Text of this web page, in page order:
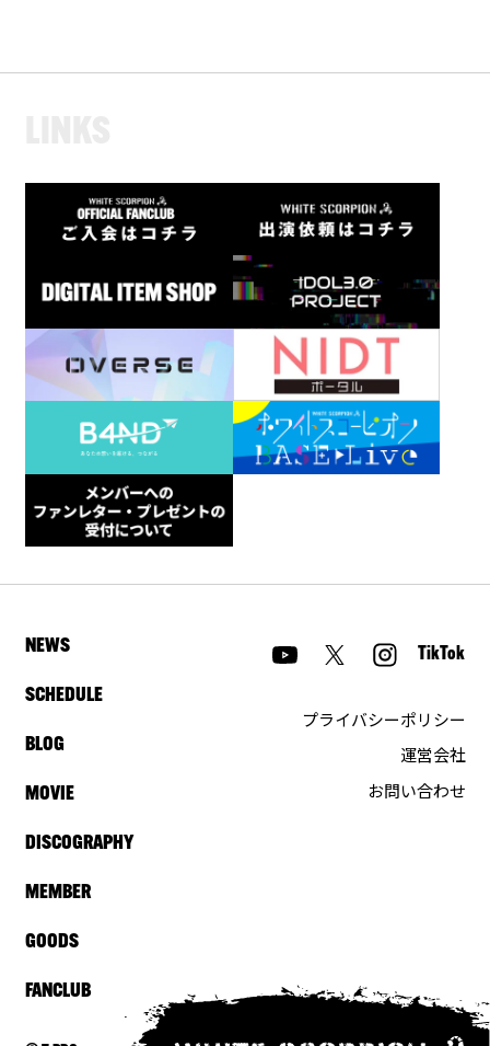
NEWS
SCHEDULE
BLOG
MOVIE
DISCOGRAPHY
MEMBER
GOODS
FANCLUB
TikTok
プライバシーポリシー
運営会社
お問い合わせ